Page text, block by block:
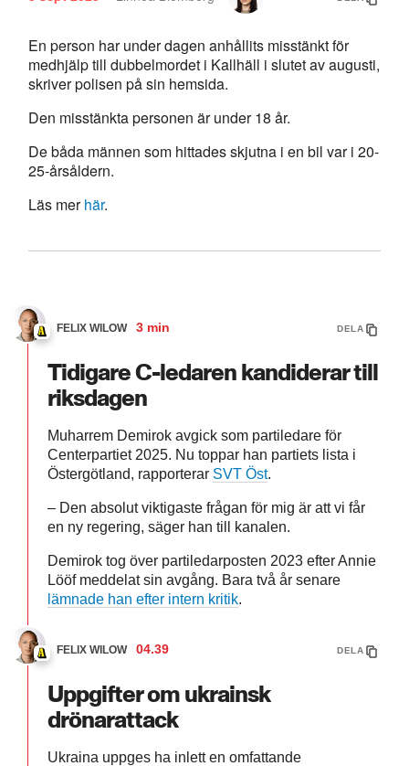
En person har under dagen anhållits misstänkt för
medhjälp till dubbelmordet i Kallhäll i slutet av augusti,
skriver polisen på sin hemsida.
Den misstänkta personen är under 18 år.
De båda männen som hittades skjutna i en bil var i 20-
25-årsåldern.
Läs merhär.
FELIX WILOW 3 min DELA
Tidigare C-ledaren kandiderar till
riksdagen
Muharrem Demirok avgick som partiledare för
Centerpartiet 2025. Nu toppar han partiets lista i
Östergötland, rapporterar SVT Öst.
– Den absolut viktigaste frågan för mig är att vi får
en ny regering, säger han till kanalen.
Demirok tog över partiledarposten 2023 efter Annie
Lööf meddelat sin avgång. Bara två år senare
lämnade han efter intern kritik.
FELIX WILOW 04.39 DELA
Uppgifter om ukrainsk
drönarattack
Ukraina uppges ha inlett en omfattande